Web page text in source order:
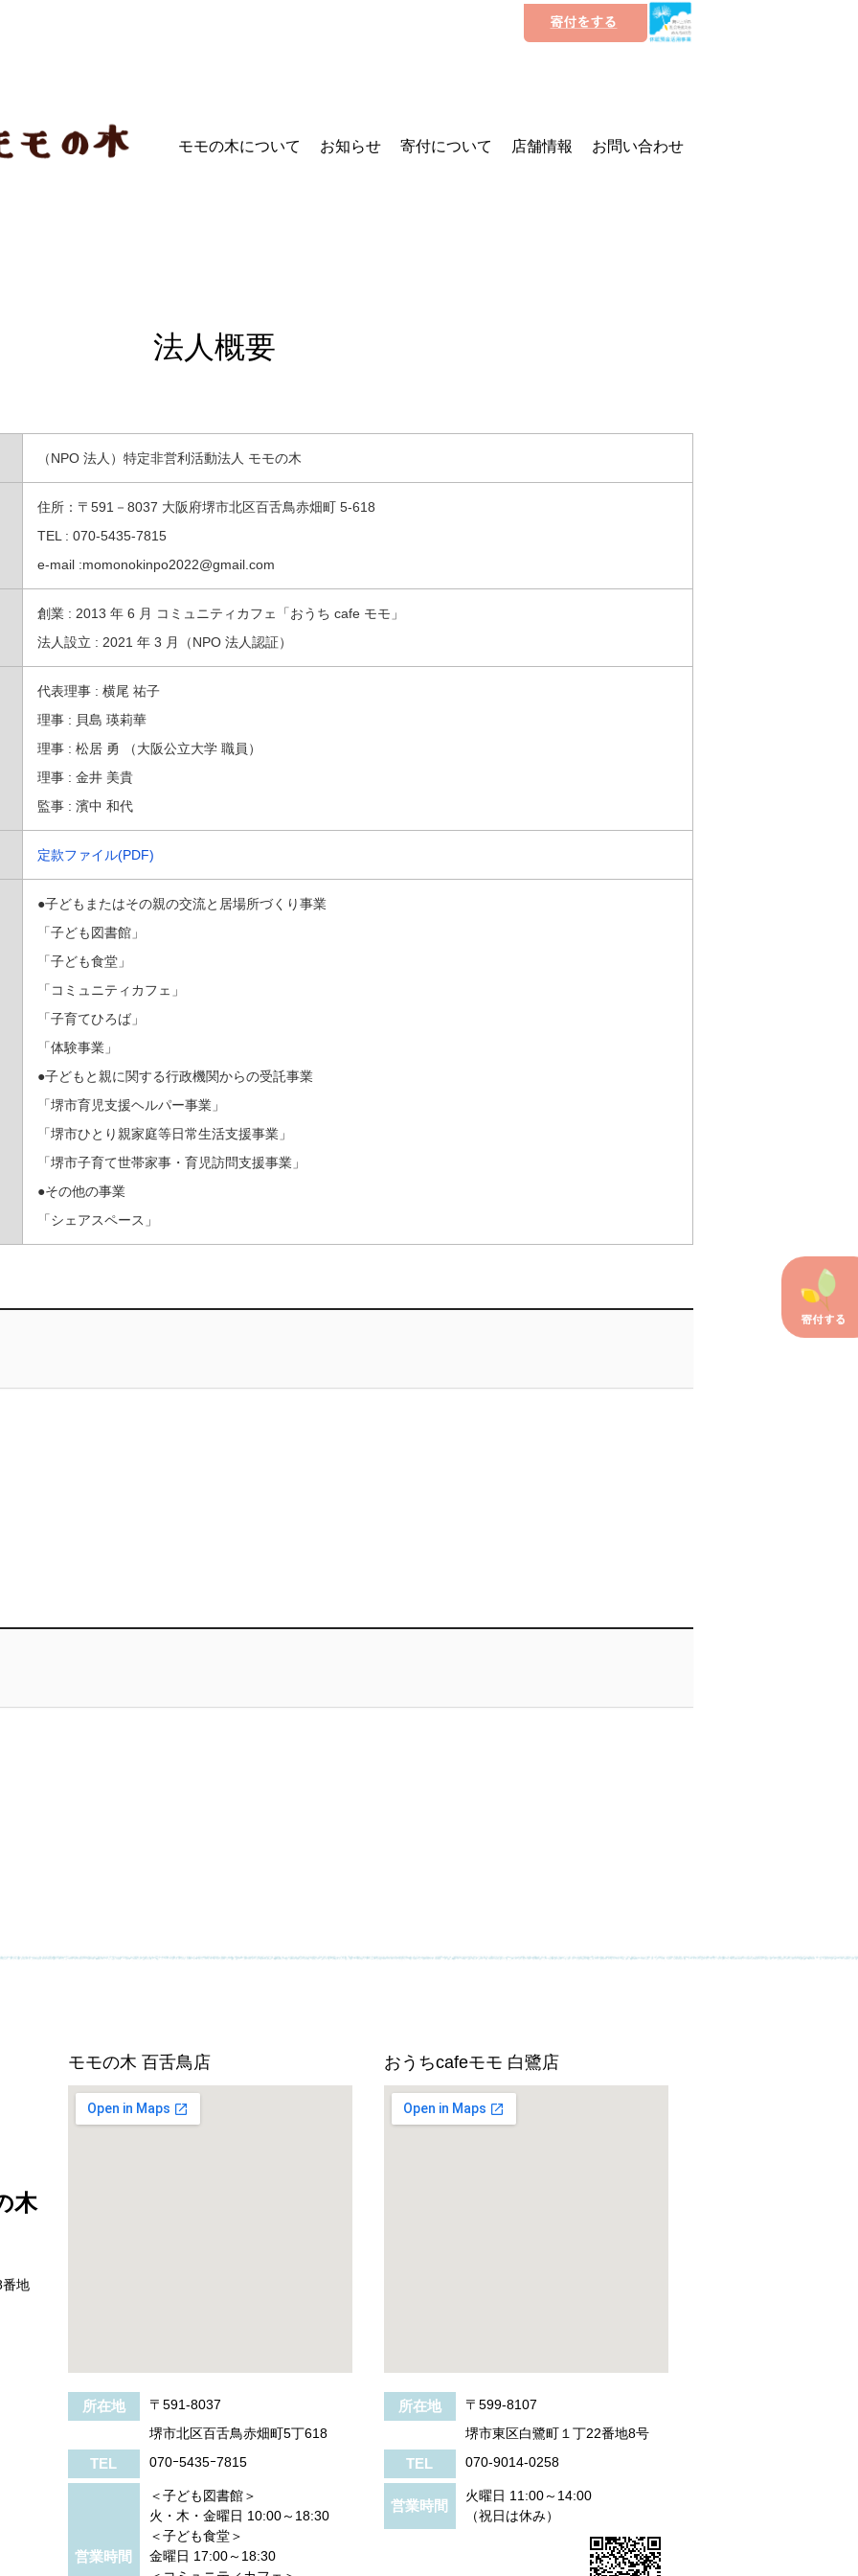
モモの木について お知らせ 寄付について 店舗情報 お問い合わせ
法人概要
（NPO 法人）特定非営利活動法人 モモの木
住所：〒591－8037 大阪府堺市北区百舌鳥赤畑町 5-618
TEL : 070-5435-7815
e-mail :momonokinpo2022@gmail.com
創業 : 2013 年 6 月 コミュニティカフェ「おうち cafe モモ」
法人設立 : 2021 年 3 月（NPO 法人認証）
代表理事 : 横尾 祐子
理事 : 貝島 瑛莉華
理事 : 松居 勇 （大阪公立大学 職員）
理事 : 金井 美貴
監事 : 濱中 和代
定款ファイル(PDF)
●子どもまたはその親の交流と居場所づくり事業
「子ども図書館」
「子ども食堂」
「コミュニティカフェ」
「子育てひろば」
「体験事業」
●子どもと親に関する行政機関からの受託事業
「堺市育児支援ヘルパー事業」
「堺市ひとり親家庭等日常生活支援事業」
「堺市子育て世帯家事・育児訪問支援事業」
●その他の事業
「シェアスペース」
木
地
モモの木 百舌鳥店
所在地
〒591-8037
堺市北区百舌鳥赤畑町5丁618
TEL 070ｰ5435ｰ7815
営業時間
＜子ども図書館＞
火・木・金曜日 10:00～18:30
＜子ども食堂＞
金曜日 17:00～18:30
おうちcafeモモ 白鷺店
所在地
〒599-8107
堺市東区白鷺町１丁22番地8号
TEL 070-9014-0258
営業時間
火曜日 11:00～14:00
（祝日は休み）